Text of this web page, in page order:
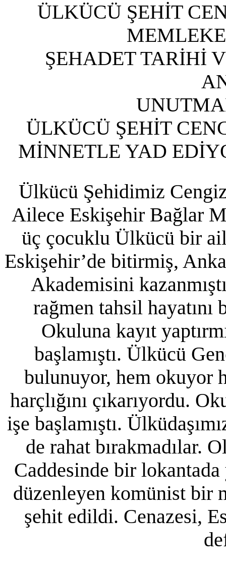
ÜLKÜCÜ ŞEHİT
ŞEHADET TARİHİ
ÜLKÜCÜ ŞEHİT
MİNNETLE YAD
Ülkücü Şehidimiz
Ailece Eskişehir Bağlar
üç çocuklu Ülkücü bir
Eskişehir’de bitirmiş,
Akademisini
rağmen tahsil hayatını
Okuluna kayıt
başlamıştı. Ülkücü
bulunuyor, hem okuyor
harçlığını çıkarıyordu.
işe başlamıştı.
de rahat bırakmadılar.
Caddesinde bir
düzenleyen komünist bir
şehit edildi. Cenazesi,